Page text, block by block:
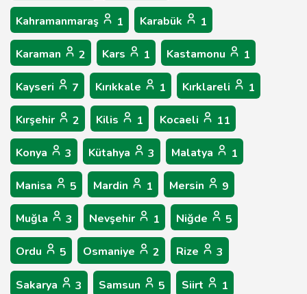
Kahramanmaraş 1 Karabük 1
Karaman 2 Kars 1 Kastamonu 1
Kayseri 7 Kırıkkale 1 Kırklareli 1
Kırşehir 2 Kilis 1 Kocaeli 11
Konya 3 Kütahya 3 Malatya 1
Manisa 5 Mardin 1 Mersin 9
Muğla 3 Nevşehir 1 Niğde 5
Ordu 5 Osmaniye 2 Rize 3
Sakarya 3 Samsun 5 Siirt 1